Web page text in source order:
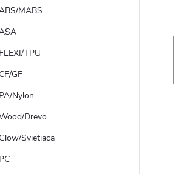
MABS
FLEXI/TPU
CF/GF
PA/Nylon
Drevo
Glow/Svietiaca
PC